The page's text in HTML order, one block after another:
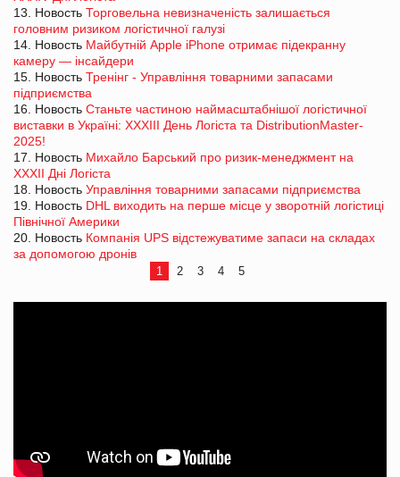
13. Новость Торговельна невизначеність залишається
головним ризиком логістичної галузі
14. Новость Майбутній Apple iPhone отримає підекранну
камеру — інсайдери
15. Новость Тренінг - Управління товарними запасами
підприємства
16. Новость Станьте частиною наймасштабнішої логістичної
виставки в Україні: XXXІІІ День Логіста та DistributionMaster-
2025!
17. Новость Михайло Барський про ризик-менеджмент на
XXXІІ Дні Логіста
18. Новость Управління товарними запасами підприємства
19. Новость DHL виходить на перше місце у зворотній логістиці
Північної Америки
20. Новость Компанія UPS відстежуватиме запаси на складах
за допомогою дронів
1 2 3 4 5